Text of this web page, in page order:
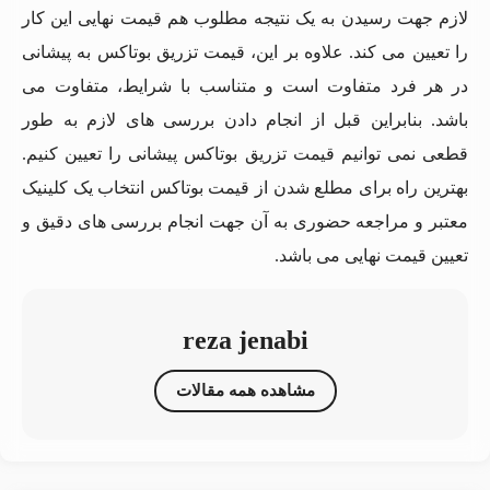
لازم جهت رسیدن به یک نتیجه مطلوب هم قیمت نهایی این کار
را تعیین می کند. علاوه بر این، قیمت تزریق بوتاکس به پیشانی
در هر فرد متفاوت است و متناسب با شرایط، متفاوت می
باشد. بنابراین قبل از انجام دادن بررسی‌ های لازم به طور
قطعی نمی توانیم قیمت تزریق بوتاکس پیشانی را تعیین کنیم.
بهترین راه برای مطلع شدن از قیمت بوتاکس انتخاب یک کلینیک
معتبر و مراجعه حضوری به آن جهت انجام بررسی‌ های دقیق و
تعیین قیمت نهایی می باشد.
reza jenabi
مشاهده همه مقالات